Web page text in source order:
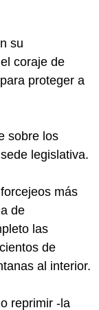
su
coraje de
proteger a
sobre los
legislativa.
más
de
las
de
al interior.
reprimir -la